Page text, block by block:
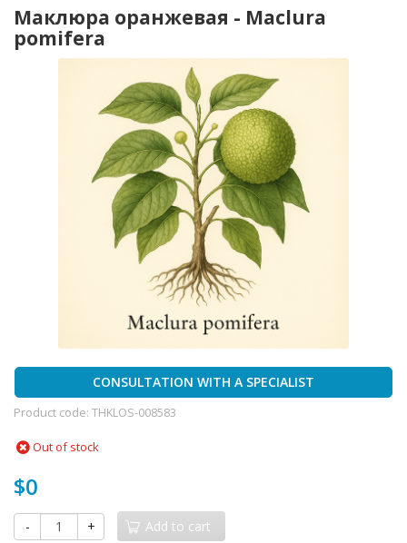
Маклюра оранжевая - Maclura
pomifera
CONSULTATION WITH A SPECIALIST
Product code: THKLOS-008583
Out of stock
$0
- + Add to cart